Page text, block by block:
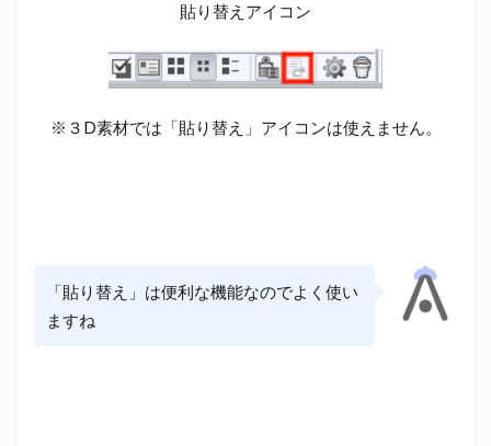
貼り替えアイコン
※３D素材では「貼り替え」アイコンは使えません。
「貼り替え」は便利な機能なのでよく使い
ますね